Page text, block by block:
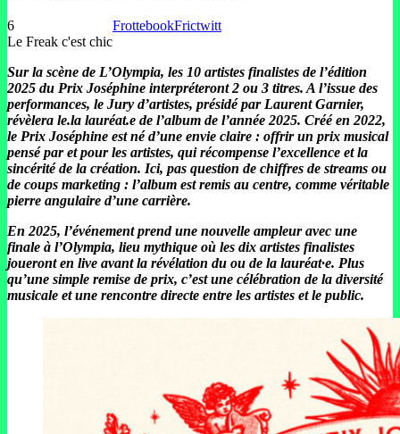
6
Le Freak c'est chic
FrottebookFrictwitt
Sur la scène de L’Olympia, les 10 artistes finalistes de l’édition
2025 du Prix Joséphine interpréteront 2 ou 3 titres. A l’issue des
performances, le Jury d’artistes, présidé par Laurent Garnier,
révèlera le.la lauréat.e de l’album de l’année 2025. Créé en 2022,
le Prix Joséphine est né d’une envie claire : offrir un prix musical
pensé par et pour les artistes, qui récompense l’excellence et la
sincérité de la création. Ici, pas question de chiffres de streams ou
de coups marketing : l’album est remis au centre, comme véritable
pierre angulaire d’une carrière.
En 2025, l’événement prend une nouvelle ampleur avec une
finale à l’Olympia, lieu mythique où les dix artistes finalistes
joueront en live avant la révélation du ou de la lauréat·e. Plus
qu’une simple remise de prix, c’est une célébration de la diversité
musicale et une rencontre directe entre les artistes et le public.